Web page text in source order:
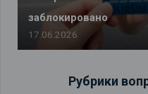
заблокировано
17.06.2026
Рубрики